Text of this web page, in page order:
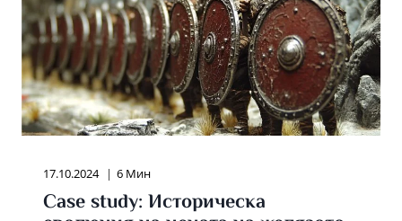
17.10.2024 6 Мин
Case study: Историческа